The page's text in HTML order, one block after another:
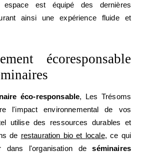
espace est équipé des dernières
ainsi une expérience fluide et
écoresponsable
éco-responsable, Les Trésoms
l'impact environnemental de vos
utilise des ressources durables et
de restauration bio et locale, ce qui
dans l'organisation deséminaires